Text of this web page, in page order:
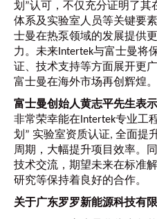
划”认可，不仅充分证明了
体系及实验室人员等关键要
士曼在热泵领域的发展提供
力。未来Intertek与富士曼将
证、技术支持等方面展开更
富士曼在海外市场再创辉煌。
富士曼创始人黄志平先生表示
非常荣幸能在Intertek专业工
划” 实验室资质认证, 全面提
周期，大幅提升项目效率。
技术交流，期望未来在标准
研究等保持着良好的合作。
关于广东罗罗新能源科技有